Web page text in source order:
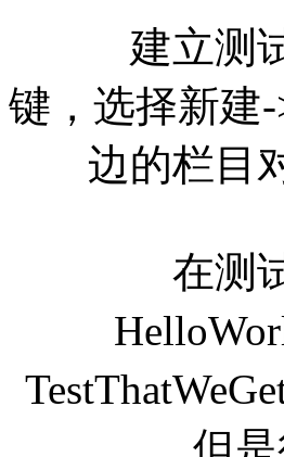
建立测试
键，选择新建-
边的栏目
在测试
但